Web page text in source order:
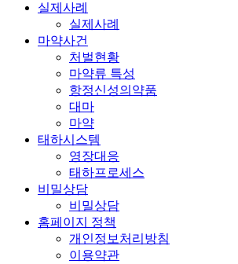
실제사례
실제사례
마약사건
처벌현황
마약류 특성
항정신성의약품
대마
마약
태하시스템
영장대응
태하프로세스
비밀상담
비밀상담
홈페이지 정책
개인정보처리방침
이용약관